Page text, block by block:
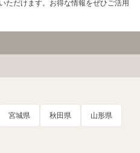
ただけます。お得な情報をぜひご活用
宮城県 秋田県 山形県